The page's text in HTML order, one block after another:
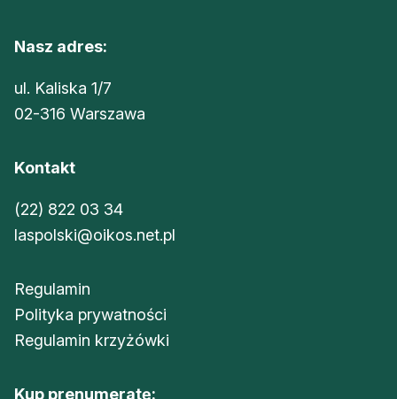
Nasz adres:
ul. Kaliska 1/7
02-316 Warszawa
Kontakt
(22) 822 03 34
laspolski@oikos.net.pl
Regulamin
Polityka prywatności
Regulamin krzyżówki
Kup prenumeratę: